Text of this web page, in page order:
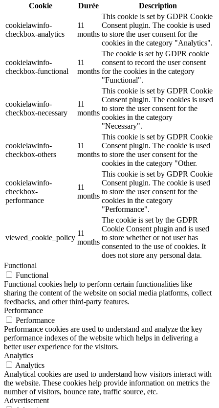
Cookie
Durée Description
cookielawinfo-
checkbox-analytics
11
months
This cookie is set by GDPR Cookie
Consent plugin. The cookie is used
to store the user consent for the
cookies in the category "Analytics".
cookielawinfo-
checkbox-functional
11
months
The cookie is set by GDPR cookie
consent to record the user consent
for the cookies in the category
"Functional".
cookielawinfo-
checkbox-necessary
11
months
This cookie is set by GDPR Cookie
Consent plugin. The cookies is used
to store the user consent for the
cookies in the category
"Necessary".
cookielawinfo-
checkbox-others
11
months
This cookie is set by GDPR Cookie
Consent plugin. The cookie is used
to store the user consent for the
cookies in the category "Other.
cookielawinfo-
checkbox-
performance
11
months
This cookie is set by GDPR Cookie
Consent plugin. The cookie is used
to store the user consent for the
cookies in the category
"Performance".
viewed_cookie_policy
11
months
The cookie is set by the GDPR
Cookie Consent plugin and is used
to store whether or not user has
consented to the use of cookies. It
does not store any personal data.
Functional
Functional
Functional cookies help to perform certain functionalities like
sharing the content of the website on social media platforms, collect
feedbacks, and other third-party features.
Performance
Performance
Performance cookies are used to understand and analyze the key
performance indexes of the website which helps in delivering a
better user experience for the visitors.
Analytics
Analytics
Analytical cookies are used to understand how visitors interact with
the website. These cookies help provide information on metrics the
number of visitors, bounce rate, traffic source, etc.
Advertisement